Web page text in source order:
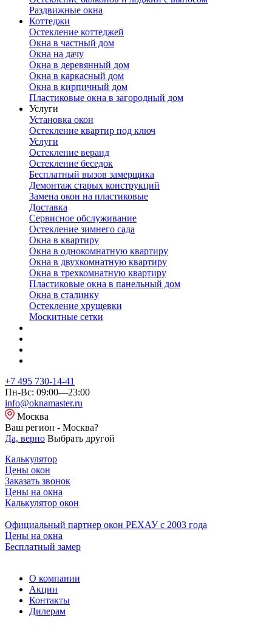
Раздвижные окна
Коттеджи
Остекление коттеджей
Окна в частный дом
Окна на дачу
Окна в деревянный дом
Окна в каркасный дом
Окна в кирпичный дом
Пластиковые окна в загородный дом
Услуги
Установка окон
Остекление квартир под ключ
Услуги
Остекление веранд
Остекление беседок
Бесплатный вызов замерщика
Демонтаж старых конструкций
Замена окон на пластиковые
Доставка
Сервисное обслуживание
Остекление зимнего сада
Окна в квартиру
Окна в однокомнатную квартиру
Окна в двухкомнатную квартиру
Окна в трехкомнатную квартиру
Пластиковые окна в панельный дом
Окна в сталинку
Остекление хрущевки
Москитные сетки
+7 495 730-14-41
Пн-Вс: 09:00—23:00
info@oknamaster.ru
Москва
Ваш регион - Москва?
Да, верно Выбрать другой
Калькулятор
Цены окон
Заказать звонок
Цены на окна
Калькулятор окон
Официальный партнер окон РЕХАУ с 2003 года
Цены на окна
Бесплатный замер
О компании
Акции
Контакты
Дилерам